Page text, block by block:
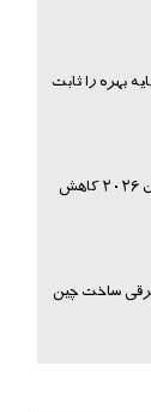
بهره را ثابت
نرخ بیکاری کانادا در جون ۲۰۲۶ کاهش
ساخت چین